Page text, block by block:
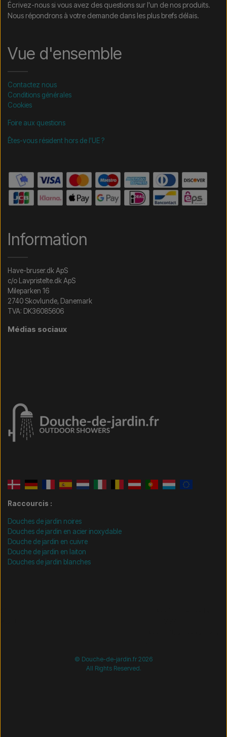
Écrivez-nous si vous avez des questions sur l'un de nos produits.
Nous répondrons à votre demande dans les plus brefs délais.
Vue d'ensemble
Contactez nous
Conditions générales
Cookies
Foire aux questions
Êtes-vous résident hors de l'UE ?
Information
Have-bruser.dk ApS
c/o Lavpristelte.dk ApS
Mileparken 16
2740 Skovlunde, Danemark
TVA: DK36085606
Médias sociaux
Raccourcis :
Douches de jardin noires
Douches de jardin en acier inoxydable
Douche de jardin en cuivre
Douche de jardin en laiton
Douches de jardin blanches
© Douche-de-jardin.fr 2026
All Rights Reserved.